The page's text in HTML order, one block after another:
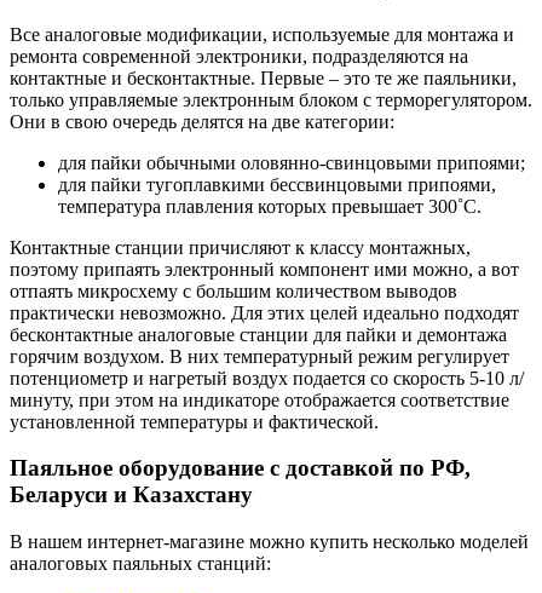
Все аналоговые модификации, используемые для монтажа и
ремонта современной электроники, подразделяются на
контактные и бесконтактные. Первые – это те же паяльники,
только управляемые электронным блоком с терморегулятором.
Они в свою очередь делятся на две категории:
для пайки обычными оловянно-свинцовыми припоями;
для пайки тугоплавкими бессвинцовыми припоями,
температура плавления которых превышает 300˚С.
Контактные станции причисляют к классу монтажных,
поэтому припаять электронный компонент ими можно, а вот
отпаять микросхему с большим количеством выводов
практически невозможно. Для этих целей идеально подходят
бесконтактные аналоговые станции для пайки и демонтажа
горячим воздухом. В них температурный режим регулирует
потенциометр и нагретый воздух подается со скорость 5-10 л/
минуту, при этом на индикаторе отображается соответствие
установленной температуры и фактической.
Паяльное оборудование с доставкой по РФ,
Беларуси и Казахстану
В нашем интернет-магазине можно купить несколько моделей
аналоговых паяльных станций: